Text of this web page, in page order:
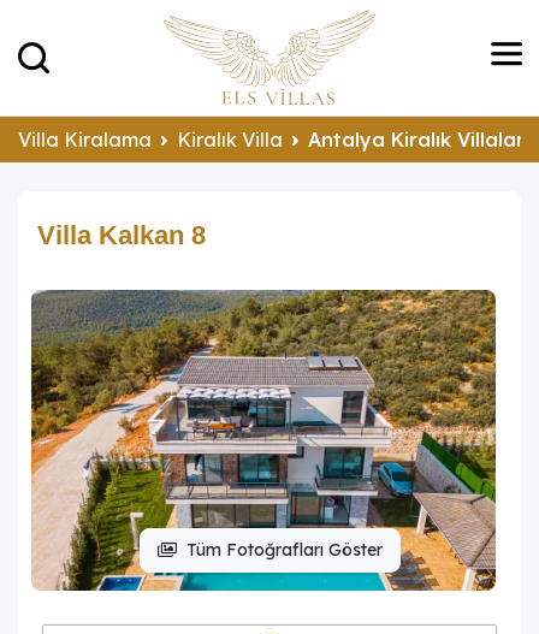
Villa Kiralama Kiralık Villa Antalya Kiralık Villalar
Villa Kalkan 8
Tüm Fotoğrafları Göster